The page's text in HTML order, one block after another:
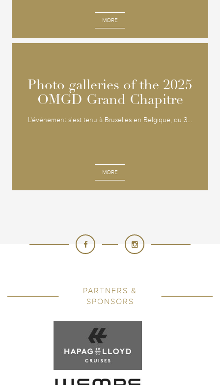
MORE
Photo galleries of the 2025
OMGD Grand Chapitre
L'événement s'est tenu à Bruxelles en Belgique, du 3...
MORE
Photo galleries of the 2025
OMGD Grand Chapitre
PARTNERS &
SPONSORS